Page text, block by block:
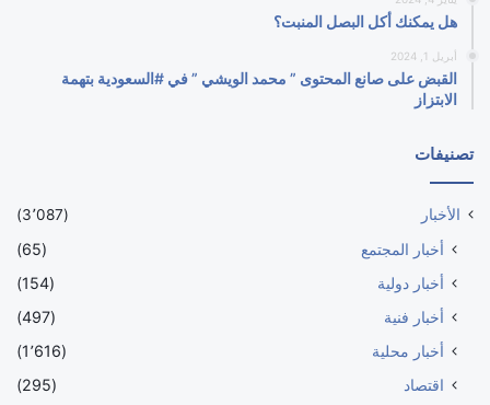
هل يمكنك أكل البصل المنبت؟
أبريل 1, 2024
القبض على صانع المحتوى ” محمد الويشي ” في #السعودية بتهمة
الابتزاز
تصنيفات
الأخبار (3٬087)
أخبار المجتمع
(65)
أخبار دولية
(154)
أخبار فنية
(497)
أخبار محلية
(1٬616)
اقتصاد
(295)